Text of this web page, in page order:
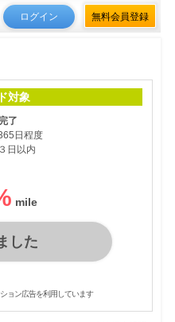
ログイン 無料会員登録
対象
了
日程度
３日以内
した
ョン広告を利用しています